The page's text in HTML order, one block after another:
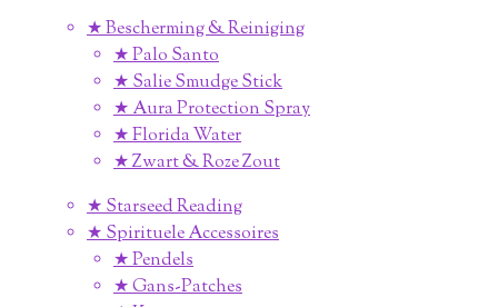
★ Bescherming & Reiniging
★ Palo Santo
★ Salie Smudge Stick
★ Aura Protection Spray
★ Florida Water
★ Zwart & Roze Zout
★ Starseed Reading
★ Spirituele Accessoires
★ Pendels
★ Gans-Patches